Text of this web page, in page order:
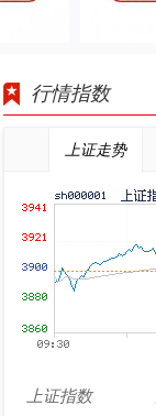
行情指数
上证走势
上证指数